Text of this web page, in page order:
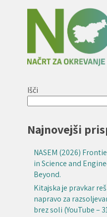
Išči
Najnovejši
NASEM (2026)
in Science and
Beyond.
Kitajska je pravkar
napravo za
brez soli (YouTube –